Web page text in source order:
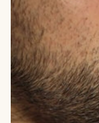
CZYTAJ DALEJ
Udostępnij ten